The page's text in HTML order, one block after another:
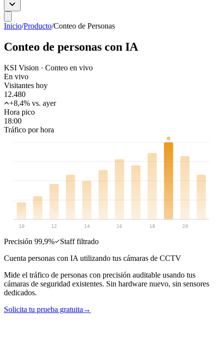
Inicio/Producto/Conteo de Personas
Conteo de personas con IA
KSI Vision · Conteo en vivo
En vivo
Visitantes hoy
12.480
+8,4% vs. ayer
Hora pico
18:00
Tráfico por hora
10 12 14 16 18 20
Precisión 99,9%
Staff filtrado
Cuenta personas con IA utilizando tus cámaras de CCTV
Mide el tráfico de personas con precisión auditable usando tus
cámaras de seguridad existentes. Sin hardware nuevo, sin sensores
dedicados.
Solicita tu prueba gratuita →